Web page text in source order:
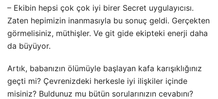
– Ekibin hepsi çok çok iyi birer Secret uygulayıcısı.
Zaten hepimizin inanmasıyla bu sonuç geldi. Gerçekten
görmelisiniz, müthişler. Ve git gide ekipteki enerji daha
da büyüyor.
Artık, babanızın ölümüyle başlayan kafa karışıklığınız
geçti mi? Çevrenizdeki herkesle iyi ilişkiler içinde
misiniz? Buldunuz mu bütün sorularınızın cevabını?